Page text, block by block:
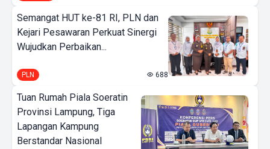
Semangat HUT ke-81 RI, PLN dan
Kejari Pesawaran Perkuat Sinergi
Wujudkan Perbaikan...
PLN 688
Tuan Rumah Piala Soeratin
Provinsi Lampung, Tiga
Lapangan Kampung
Berstandar Nasional